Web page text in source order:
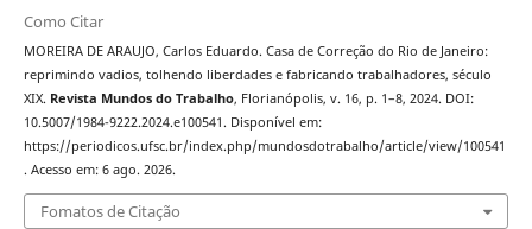
Como Citar
MOREIRA DE ARAUJO, Carlos Eduardo. Casa de Correção do Rio de Janeiro:
reprimindo vadios, tolhendo liberdades e fabricando trabalhadores, século
XIX. Revista Mundos do Trabalho, Florianópolis, v. 16, p. 1–8, 2024. DOI:
10.5007/1984-9222.2024.e100541. Disponível em:
https://periodicos.ufsc.br/index.php/mundosdotrabalho/article/view/100541
. Acesso em: 6 ago. 2026.
Fomatos de Citação